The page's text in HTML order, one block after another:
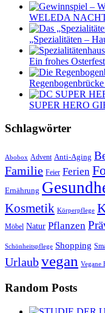
WELEDA
„Spezialitäten –
Ein frohes Osterfest
SUPER HERO
Schlagwörter
Abobox Advent Anti-Aging
Familie Feier Ferien
Ernährung
Kosmetik Körperpflege
Möbel Natur Pflanzen
Schönheitspflege Shopping
Urlaubvegan Vegane
Random Posts